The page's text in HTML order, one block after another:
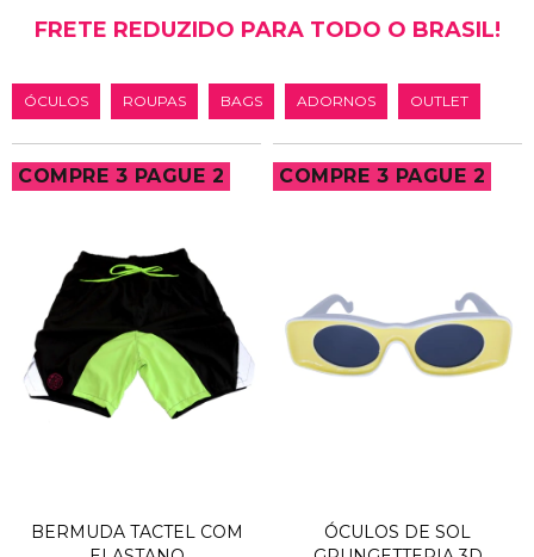
FRETE REDUZIDO PARA TODO O BRASIL!
ÓCULOS ROUPAS BAGS ADORNOS OUTLET
COMPRE 3 PAGUE 2
BERMUDA TACTEL COM
COMPRE 3 PAGUE 2
ÓCULOS DE SOL